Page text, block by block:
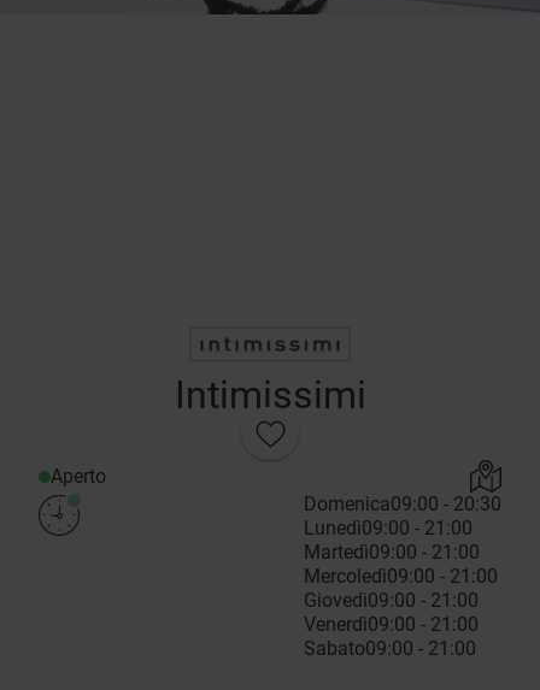
Intimissimi
Aperto
Domenica09:00 - 20:30
Lunedì09:00 - 21:00
Martedì09:00 - 21:00
Mercoledì09:00 - 21:00
Giovedì09:00 - 21:00
Venerdì09:00 - 21:00
Sabato09:00 - 21:00